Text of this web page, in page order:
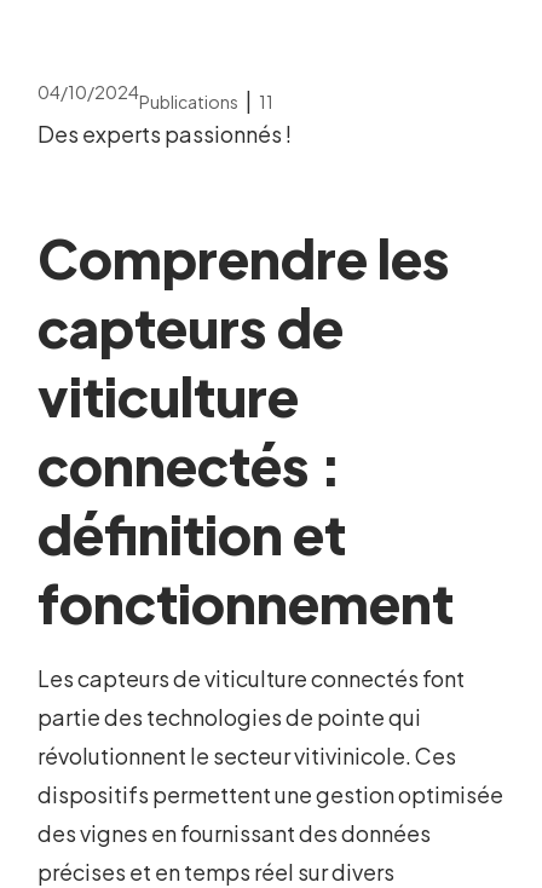
04/10/2024Publications | 11
Des experts passionnés !
Comprendre les
capteurs de
viticulture
connectés :
définition et
fonctionnement
Les capteurs de viticulture connectés font
partie des technologies de pointe qui
révolutionnent le secteur vitivinicole. Ces
dispositifs permettent une gestion optimisée
des vignes en fournissant des données
précises et en temps réel sur divers